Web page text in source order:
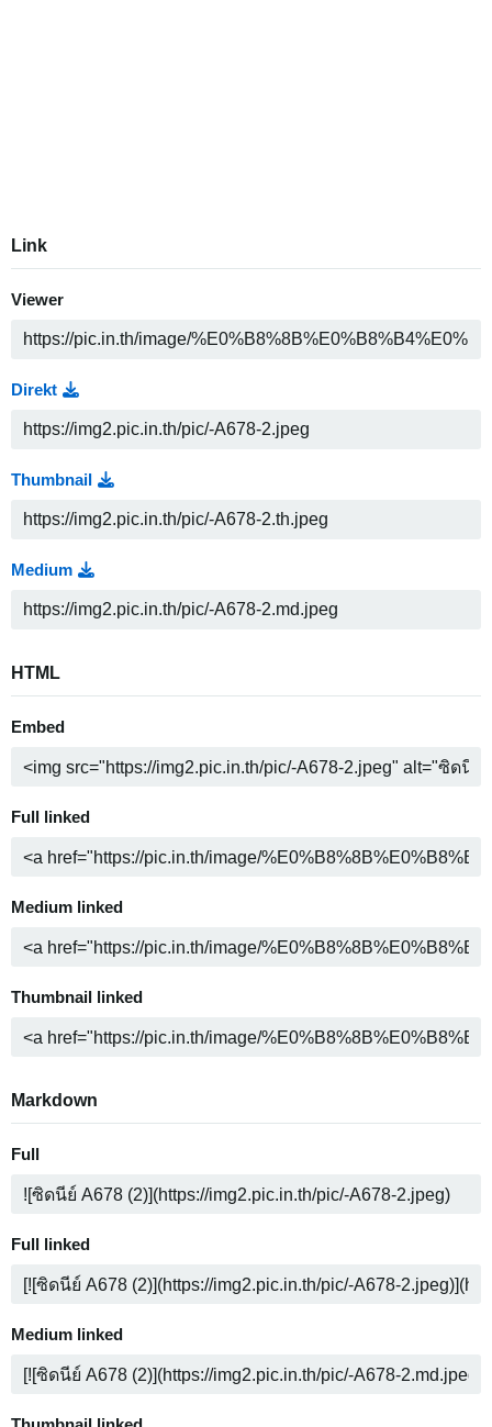
Link
Viewer
Direkt
Thumbnail
Medium
HTML
Embed
Full linked
Medium linked
Thumbnail linked
Markdown
Full
Full linked
Medium linked